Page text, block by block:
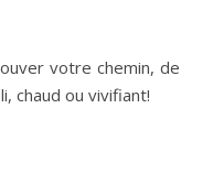
votre chemin, de
chaud ou vivifiant!